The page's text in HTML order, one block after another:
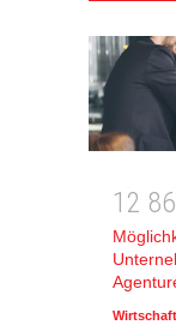
1 2 86
Wirtschaft